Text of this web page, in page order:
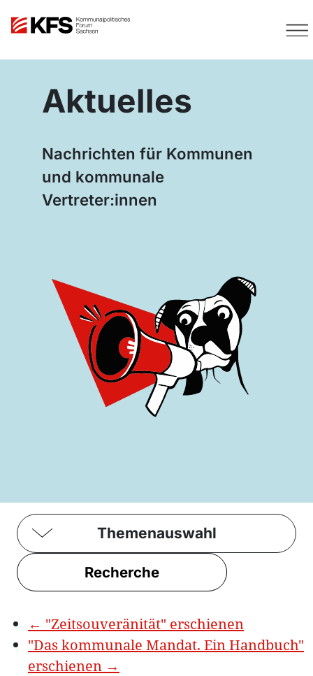
Aktuelles
Nachrichten für Kommunen
und kommunale
Vertreter:innen
Themenauswahl
Recherche
← "Zeitsouveränität" erschienen
"Das kommunale Mandat. Ein Handbuch"
erschienen →